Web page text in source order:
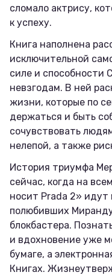
сломало актрису,
к успеху.
Книга наполнена
исключительной
силе и способности
невзгодам. В ней
жизни, которые по
держаться и быть
сочувствовать
нелепой, а также
История триумфа
сейчас, когда на
носит Prada 2» идут
полюбивших
блокбастера.
и вдохновение уже
бумаге, а
Книгах.